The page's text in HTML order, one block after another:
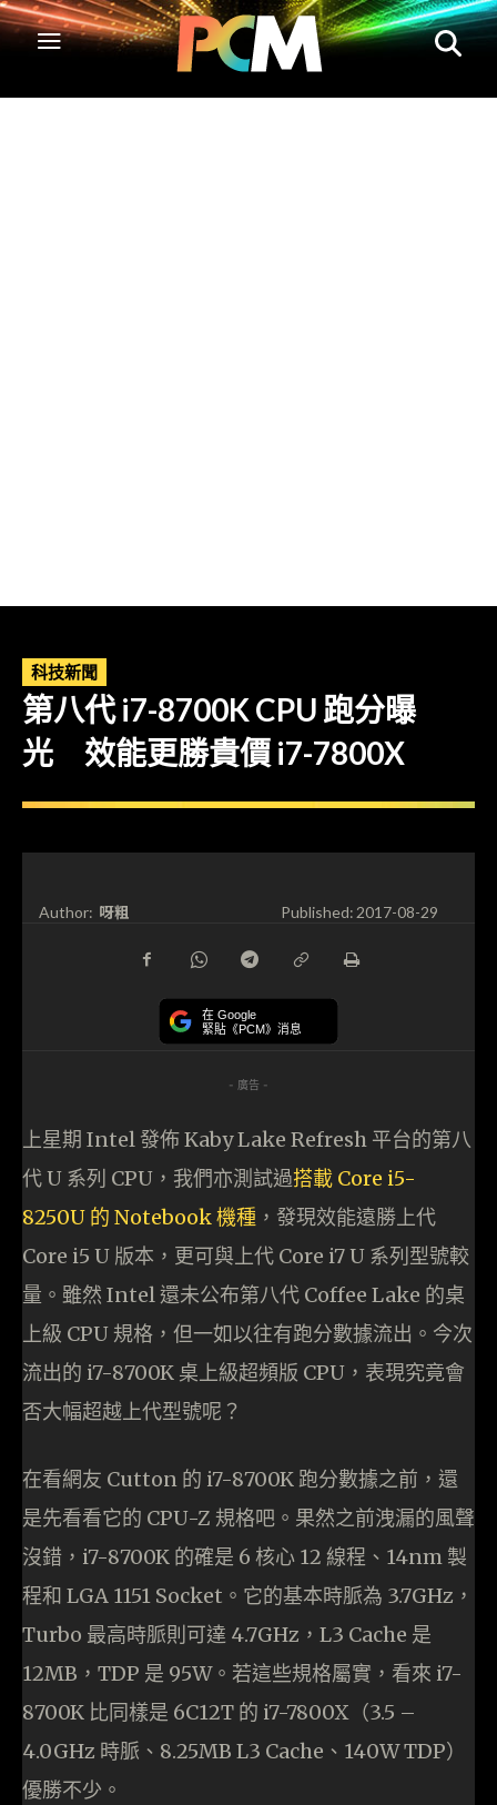
科技新聞
第八代 i7-8700K CPU 跑分曝
光 效能更勝貴價 i7-7800X
Author: 呀粗 Published:2017-08-29
在 Google
緊貼《PCM》消息
- 廣告 -
上星期 Intel 發佈 Kaby Lake Refresh 平台的第八
代 U 系列 CPU，我們亦測試過搭載 Core i5-
8250U 的 Notebook 機種 ，發現效能遠勝上代
Core i5 U 版本，更可與上代 Core i7 U 系列型號較
量。雖然 Intel 還未公布第八代 Coffee Lake 的桌
上級 CPU 規格，但一如以往有跑分數據流出。今次
流出的 i7-8700K 桌上級超頻版 CPU，表現究竟會
否大幅超越上代型號呢？
在看網友 Cutton 的 i7-8700K 跑分數據之前，還
是先看看它的 CPU-Z 規格吧。果然之前洩漏的風聲
沒錯，i7-8700K 的確是 6 核心 12 線程、14nm 製
程和 LGA 1151 Socket。它的基本時脈為 3.7GHz，
Turbo 最高時脈則可達 4.7GHz，L3 Cache 是
12MB，TDP 是 95W。若這些規格屬實，看來 i7-
8700K 比同樣是 6C12T 的 i7-7800X（3.5 –
4.0GHz 時脈、8.25MB L3 Cache、140W TDP）
優勝不少。